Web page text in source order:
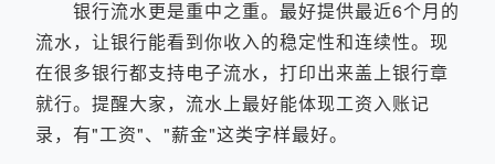
银行流水更是重中之重。最好提供最近6个月的
流水，让银行能看到你收入的稳定性和连续性。现
在很多银行都支持电子流水，打印出来盖上银行章
就行。提醒大家，流水上最好能体现工资入账记
录，有"工资"、"薪金"这类字样最好。